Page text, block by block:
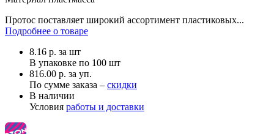
Протос поставляет широкий ассортимент пластиковых...
Подробнее о товаре
8.16 р. за шт
В упаковке по 100 шт
816.00 р. за уп.
По сумме заказа – скидки
В наличии
Условия работы и доставки